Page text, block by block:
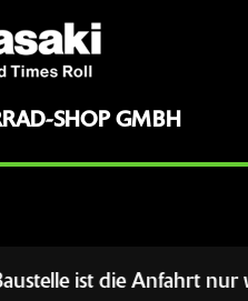
SHOP GMBH
ist die Anfahrt nur